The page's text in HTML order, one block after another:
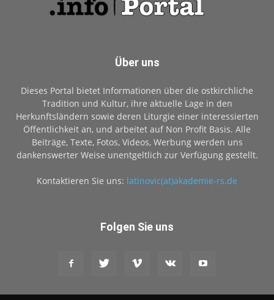
Über uns
Dieses Portal bietet Informationen über die ostkirchliche
Tradition und Kultur, ihre aktuelle Lage in den
Herkunftsländern sowie deren Liturgie einer interessierten
Öffentlichkeit an, und arbeitet auf Non Profit Basis. Alle
Beiträge, Texte, Fotos, Videos, Werbung werden uns
dankenswerter Weise unentgeltlich zur Verfügung gestellt.
Kontaktieren Sie uns: latinovic(at)akademie-rs.de
Folgen Sie uns